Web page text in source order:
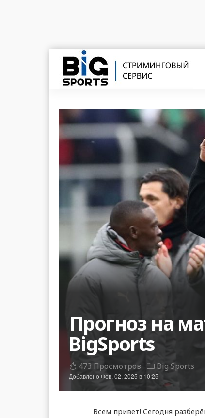
Прогноз на
BigSports
473 Просмотров Big Sports
Добавлено Фев. 02, 2025 в 10:25
Всем привет! Сегодня